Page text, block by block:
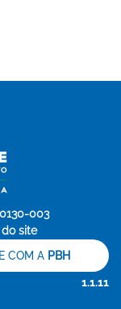
003
site
COM A PBH
1.1.11